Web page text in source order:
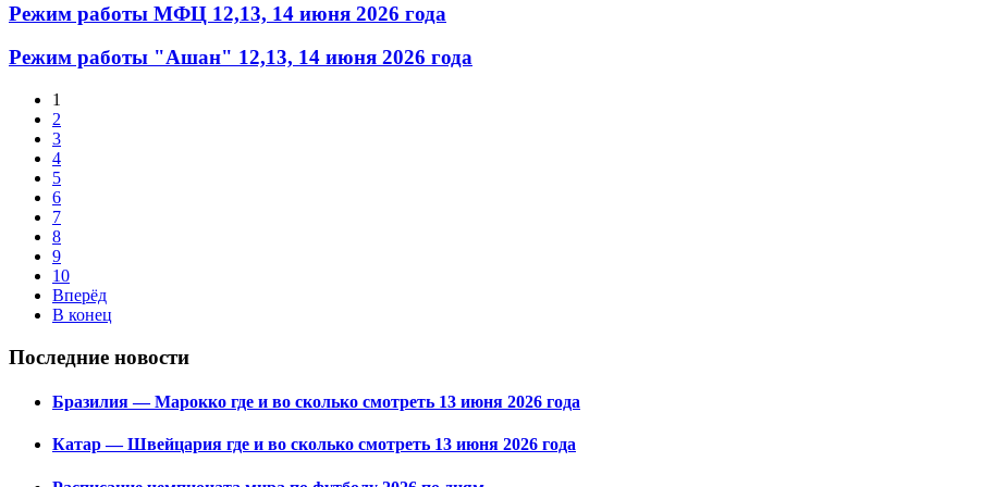
Режим работы МФЦ 12,13, 14 июня 2026 года
Режим работы "Ашан" 12,13, 14 июня 2026 года
1
2
3
4
5
6
7
8
9
10
Вперёд
В конец
Последние новости
Бразилия — Марокко где и во сколько смотреть 13 июня 2026 года
Катар — Швейцария где и во сколько смотреть 13 июня 2026 года